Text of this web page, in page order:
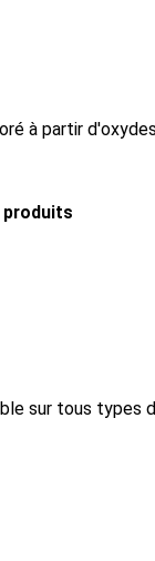
à partir
produits
sur tous types